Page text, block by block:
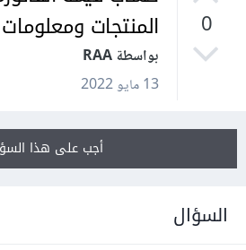
0
المنتجات
بواسطة RAA
13 مايو 2022
أجب على هذا
السؤال